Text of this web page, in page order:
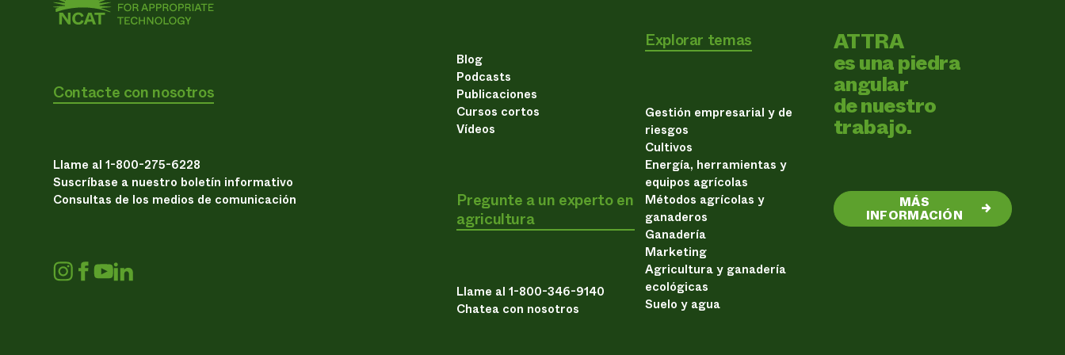
Contacte con nosotros
Llame al 1-800-275-6228
Suscríbase a nuestro boletín informativo
Consultas de los medios de comunicación
Blog
Podcasts
Publicaciones
Cursos cortos
Vídeos
Pregunte a un experto en
agricultura
Llame al 1-800-346-9140
Chatea con nosotros
Explorar temas
Gestión empresarial y de
riesgos
Cultivos
Energía, herramientas y
equipos agrícolas
Métodos agrícolas y
ganaderos
Ganadería
Marketing
Agricultura y ganadería
ecológicas
Suelo y agua
ATTRA
es una piedra
angular
de nuestro
trabajo.
MÁS
INFORMACIÓN →